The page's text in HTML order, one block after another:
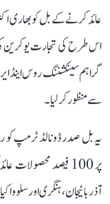
عائد کرنے کے بل کو
اس طرح کی تجارت یوکرین
سے منظور کر لیا۔
یہ بل صدر ڈونالڈ ٹرمپ کو
پر 100 فیصد
آذربائیجان، ہنگری اور